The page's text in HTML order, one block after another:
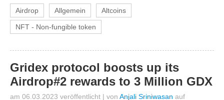
Airdrop
Allgemein Altcoins
NFT - Non-fungible token
Gridex protocol boosts up its
Airdrop#2 rewards to 3 Million GDX
am 06.03.2023 veröffentlicht | von Anjali Sriniwasan auf